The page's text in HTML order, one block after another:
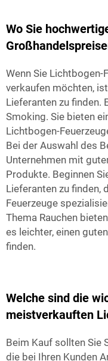
Wo Sie
Wenn Sie Lichtbogen-
verkaufen möchten,
Lieferanten zu finden.
Smoking. Sie bieten
Lichtbogen-
Bei der Auswahl des
Unternehmen mit
Produkte. Beginnen
Lieferanten zu finden,
Feuerzeuge
Thema Rauchen
es leichter, einen
finden.
Welche sind die
meistverkauften
Beim Kauf sollten Sie
die bei Ihren Kunden